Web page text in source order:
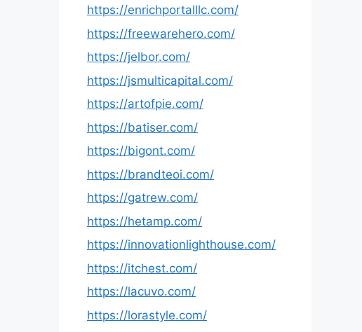
https://enrichportalllc.com/
https://freewarehero.com/
https://jelbor.com/
https://jsmulticapital.com/
https://artofpie.com/
https://batiser.com/
https://bigont.com/
https://brandteoi.com/
https://gatrew.com/
https://hetamp.com/
https://innovationlighthouse.com/
https://itchest.com/
https://lacuvo.com/
https://lorastyle.com/